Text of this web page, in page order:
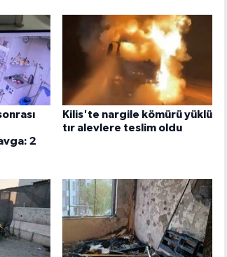
2
Kilis'te nargile kömürü yüklü
tır alevlere teslim oldu